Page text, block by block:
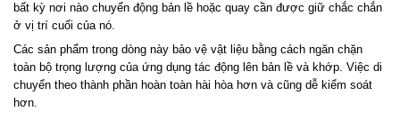
bất kỳ nơi nào chuyển động bản lề hoặc quay cần được giữ chắc chắn
ở vị trí cuối của nó.
Các sản phẩm trong dòng này bảo vệ vật liệu bằng cách ngăn chặn
toàn bộ trọng lượng của ứng dụng tác động lên bản lề và khớp. Việc di
chuyển theo thành phần hoàn toàn hài hòa hơn và cũng dễ kiểm soát
hơn.